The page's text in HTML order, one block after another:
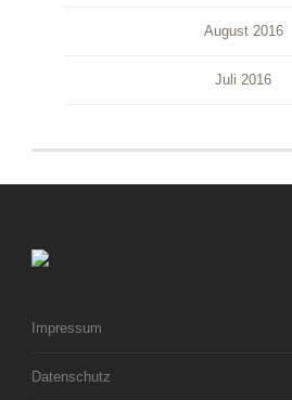
August 2016
Juli 2016
Impressum
Datenschutz